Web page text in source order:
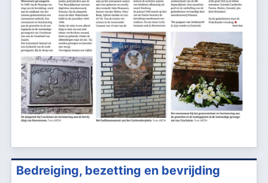
Bedreiging, bezetting en bevrijding